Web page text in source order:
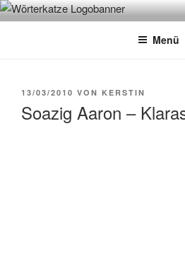
Zum
InhaltWÖRTERKATZE
Von Büchern erzählen
Menü
VERÖFFENTLICHT
13/03/2010 VON KERSTIN
Soazig Aaron –